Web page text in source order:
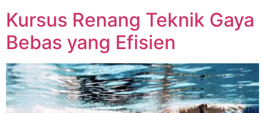
Kursus Renang Teknik Gaya
Bebas yang Efisien